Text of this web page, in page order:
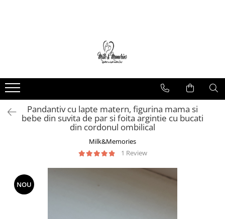
Brățări argint
Brățări șnur
Charm-uri
Cercei
Inele aur
Inele argint
Pandantiv cu lapte matern, figurina mama si
bebe din suvita de par si foita argintie cu bucati
din cordonul ombilical
Milk&Memories
1 Review
NOU